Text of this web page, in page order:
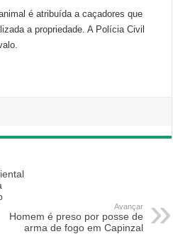
é atribuída a caçadores que
a propriedade. A Polícia Civil
Avançar
Homem é preso por posse de
arma de fogo em Capinzal